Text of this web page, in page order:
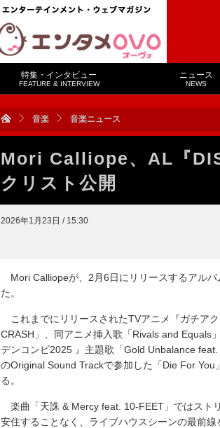
特集・インタビュー
FEATURE & INTERVIEW
ニュース
NEWS
音楽 音楽ニュース
Mori Calliope、AL『
クリスト公開
2026年1月23日 / 15:30
Mori Calliopeが、2月6日にリリースするアルバ
た。
これまでにリリースされたTVアニメ『ガチア
CRASH」、同アニメ挿入歌「Rivals and Equals
デンコンビ2025 』主題歌「Gold Unbalance
のOriginal Sound Trackで参加した「Die For
る。
楽曲「天誅 & Mercy feat. 10-FEET」ではスト
安住することなく、ライブハウスシーンの最前